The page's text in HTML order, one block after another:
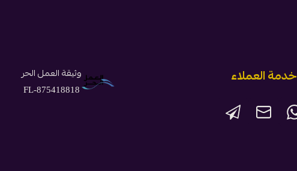
خدمة العملاء وثيقة العمل الحر
FL-875418818